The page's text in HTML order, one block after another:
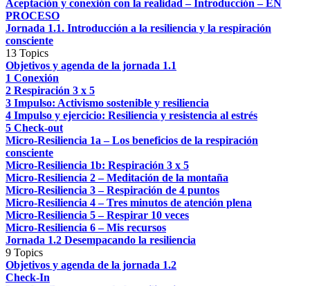
Aceptación y conexión con la realidad – Introducción – EN
PROCESO
Jornada 1.1. Introducción a la resiliencia y la respiración
consciente
13 Topics
Objetivos y agenda de la jornada 1.1
1 Conexión
2 Respiración 3 x 5
3 Impulso: Activismo sostenible y resiliencia
4 Impulso y ejercicio: Resiliencia y resistencia al estrés
5 Check-out
Micro-Resiliencia 1a – Los beneficios de la respiración
consciente
Micro-Resiliencia 1b: Respiración 3 x 5
Micro-Resiliencia 2 – Meditación de la montaña
Micro-Resiliencia 3 – Respiración de 4 puntos
Micro-Resiliencia 4 – Tres minutos de atención plena
Micro-Resiliencia 5 – Respirar 10 veces
Micro-Resiliencia 6 – Mis recursos
Jornada 1.2 Desempacando la resiliencia
9 Topics
Objetivos y agenda de la jornada 1.2
Check-In